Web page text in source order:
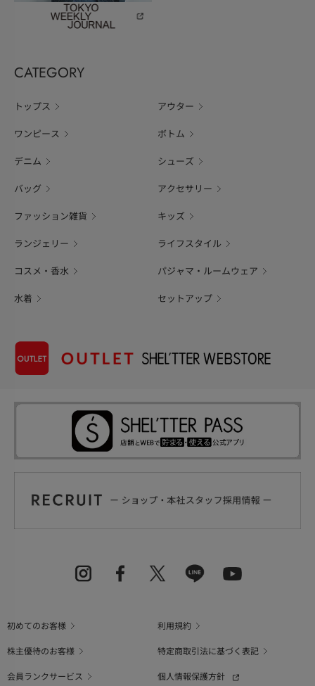
CATEGORY
トップス アウター
ワンピース ボトム
デニム シューズ
バッグ アクセサリー
ファッション雑貨 キッズ
ランジェリー ライフスタイル
コスメ・香水 パジャマ・ルームウェア
水着 セットアップ
初めてのお客様
利用規約
株主優待のお客様
特定商取引法に基づく表記
会員ランクサービス
個人情報保護方針